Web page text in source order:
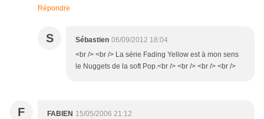
Répondre
S Sébastien 06/09/2012 18:04
<br /> <br /> La série Fading Yellow est à mon sens
le Nuggets de la soft Pop.<br /> <br /> <br /> <br />
F FABIEN 15/05/2006 21:12